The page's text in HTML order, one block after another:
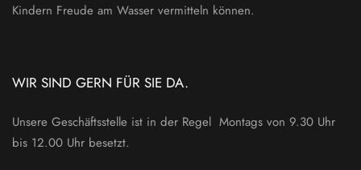
Kindern Freude am Wasser vermitteln können.
WIR SIND GERN FÜR SIE DA.
Unsere Geschäftsstelle ist in der Regel Montags von 9.30 Uhr
bis 12.00 Uhr besetzt.